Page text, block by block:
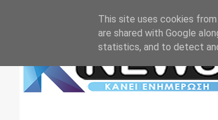
This site uses cookies
are shared with Google
statistics, and to detect